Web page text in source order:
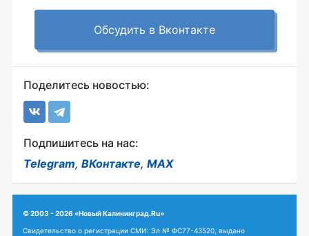
Обсудить в Вконтакте
Поделитесь новостью:
Подпишитесь на нас:
Telegram, ВКонтакте, MAX
© 2003 - 2026 «Новый Калининград.Ru»
Свидетельство о регистрации СМИ: Эл № ФС77-43520, выдано